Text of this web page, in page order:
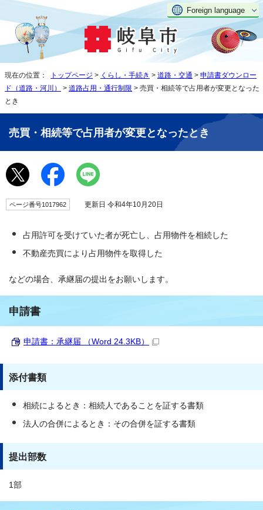
Foreign language
現在の位置： トップページ > くらし・手続き > 道路・交通 > 申請書ダウンロー
ド（道路・河川）
> 道路占用・通行制限 > 売買・相続等で占用者が変更となった
とき
売買・相続等で占用者が変更となったとき
ページ番号1017962 更新日 令和4年10月20日
占用許可を受けていた者が死亡し、占用物件を相続した
不動産売買により占用物件を取得した
などの場合、承継届の提出をお願いします。
申請書
申請書：承継届 （Word 24.3KB）
添付書類
相続によるとき：相続人であることを証する書類
法人の合併によるとき：その合併を証する書類
提出部数
1部